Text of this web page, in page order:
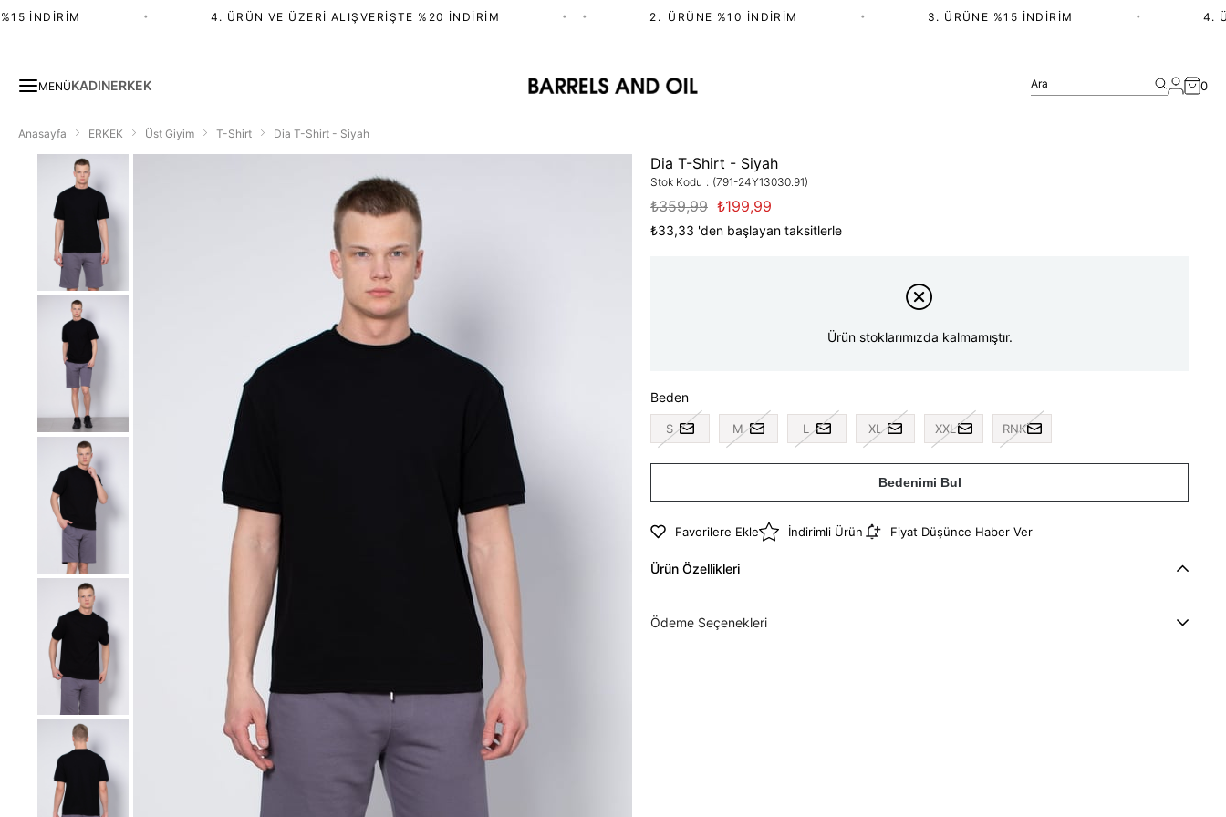
İNDIRIM 4. ÜRÜN VE ÜZERI ALIŞVERIŞTE %20 İNDIRIM • 2.⁠ ⁠ÜRÜNE %10 İNDIRIM 3. ÜRÜNE %15 İNDIRIM 4.
MENÜKADINERKEK Ara 0
Anasayfa ERKEK Üst Giyim T-Shirt Dia T-Shirt - Siyah
Dia T-Shirt - Siyah
Stok Kodu (791-24Y13030.91)
₺359,99 ₺199,99
₺33,33 'den başlayan taksitlerle
Ürün stoklarımızda kalmamıştır.
Beden
S M L XL XXL RNK
Bedenimi Bul
Favorilere Ekle İndirimli Ürün Fiyat Düşünce Haber Ver
Ürün Özellikleri
Ödeme Seçenekleri